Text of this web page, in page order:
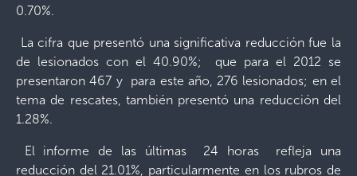
0.70%.
La cifra que presentó una significativa reducción fue la
de lesionados con el 40.90%; que para el 2012 se
presentaron 467 y para este año, 276 lesionados; en el
tema de rescates, también presentó una reducción del
1.28%.
El informe de las últimas 24 horas refleja una
reducción del 21.01%, particularmente en los rubros de